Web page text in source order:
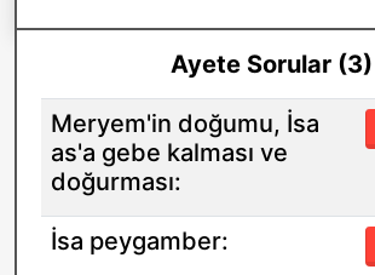
Ayete Sorular (3)
Meryem'in doğumu, İsa
as'a gebe kalması ve
doğurması:
İsa peygamber: